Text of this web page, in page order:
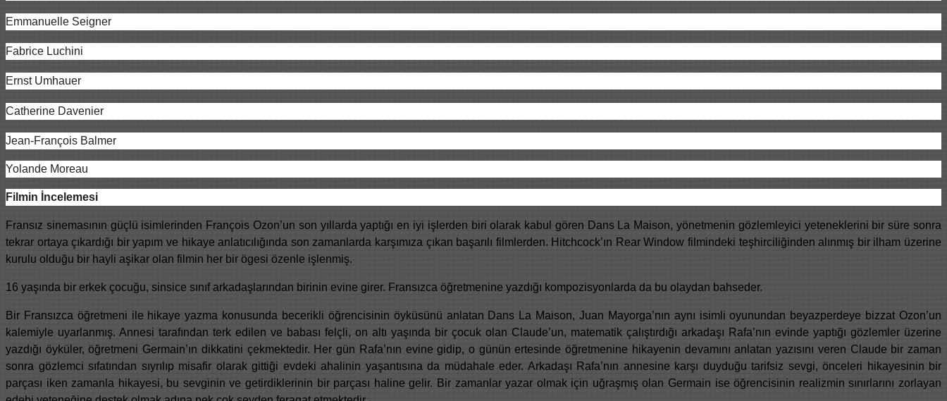
Emmanuelle Seigner
Fabrice Luchini
Ernst Umhauer
Catherine Davenier
Jean-François Balmer
Yolande Moreau
Filmin İncelemesi
Fransız sinemasının güçlü isimlerinden François Ozon’un son yıllarda yaptığı en iyi işlerden biri olarak kabul gören Dans La Maison, yönetmenin gözlemleyici yeteneklerini bir süre sonra
tekrar ortaya çıkardığı bir yapım ve hikaye anlatıcılığında son zamanlarda karşımıza çıkan başarılı filmlerden. Hitchcock’ın Rear Window filmindeki teşhirciliğinden alınmış bir ilham üzerine
kurulu olduğu bir hayli aşikar olan filmin her bir ögesi özenle işlenmiş.
16 yaşında bir erkek çocuğu, sinsice sınıf arkadaşlarından birinin evine girer. Fransızca öğretmenine yazdığı kompozisyonlarda da bu olaydan bahseder.
Bir Fransızca öğretmeni ile hikaye yazma konusunda becerikli öğrencisinin öyküsünü anlatan Dans La Maison, Juan Mayorga’nın aynı isimli oyunundan beyazperdeye bizzat Ozon’un
kalemiyle uyarlanmış. Annesi tarafından terk edilen ve babası felçli, on altı yaşında bir çocuk olan Claude’un, matematik çalıştırdığı arkadaşı Rafa’nın evinde yaptığı gözlemler üzerine
yazdığı öyküler, öğretmeni Germain’ın dikkatini çekmektedir. Her gün Rafa’nın evine gidip, o günün ertesinde öğretmenine hikayenin devamını anlatan yazısını veren Claude bir zaman
sonra gözlemci sıfatından sıyrılıp misafir olarak gittiği evdeki ahalinin yaşantısına da müdahale eder. Arkadaşı Rafa’nın annesine karşı duyduğu tarifsiz sevgi, önceleri hikayesinin bir
parçası iken zamanla hikayesi, bu sevginin ve getirdiklerinin bir parçası haline gelir. Bir zamanlar yazar olmak için uğraşmış olan Germain ise öğrencisinin realizmin sınırlarını zorlayan